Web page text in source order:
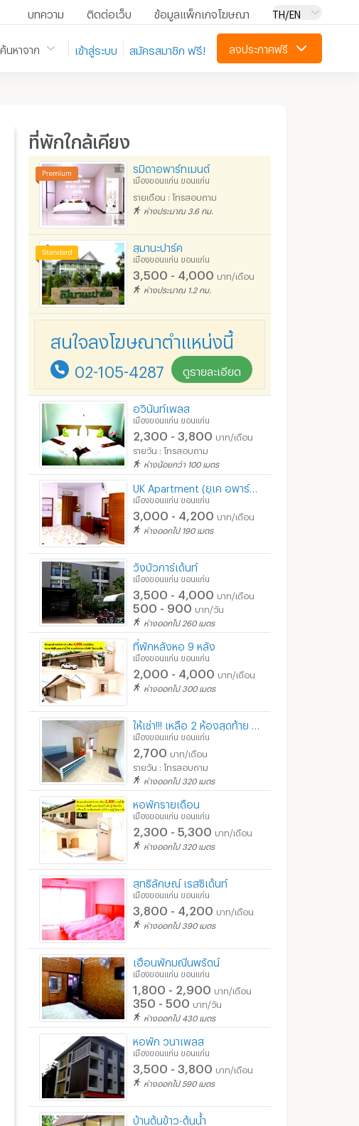
บทความ ติดต่อเว็บ ข้อมูลแพ็กเกจโฆษณา TH/EN
ค้นหาจาก เข้าสู่ระบบ สมัครสมาชิก ฟรี! ลงประกาศฟรี
ที่พักใกล้เคียง
รมิดาอพาร์ทเมนต์
เมืองขอนแก่น ขอนแก่น
รายเดือน : โทรสอบถาม
ห่างประมาณ 3.6 กม.
สุมานะปาร์ค
เมืองขอนแก่น ขอนแก่น
3,500 - 4,000 บาท/เดือน
ห่างประมาณ 1.2 กม.
สนใจลงโฆษณาตำแหน่งนี้
02-105-4287 ดูรายละเอียด
อวินันท์เพลส
เมืองขอนแก่น ขอนแก่น
2,300 - 3,800 บาท/เดือน
รายวัน : โทรสอบถาม
ห่างน้อยกว่า 100 เมตร
UK Apartment (ยูเค อพาร์ทเม้น)
เมืองขอนแก่น ขอนแก่น
3,000 - 4,200 บาท/เดือน
ห่างออกไป 190 เมตร
วังบัวการ์เด้นท์
เมืองขอนแก่น ขอนแก่น
3,500 - 4,000 บาท/เดือน
500 - 900 บาท/วัน
ห่างออกไป 260 เมตร
ที่พักหลังหอ 9 หลัง
เมืองขอนแก่น ขอนแก่น
2,000 - 4,000 บาท/เดือน
ห่างออกไป 300 เมตร
เมืองขอนแก่น ขอนแก่น
2,700 บาท/เดือน
รายวัน : โทรสอบถาม
ห่างออกไป 320 เมตร
หอพักรายเดือน
เมืองขอนแก่น ขอนแก่น
2,300 - 5,300 บาท/เดือน
ห่างออกไป 320 เมตร
สุทธิลักษณ์ เรสซิเด้นท์
เมืองขอนแก่น ขอนแก่น
3,800 - 4,200 บาท/เดือน
ห่างออกไป 390 เมตร
เฮือนพักมณีนพรัตน์
เมืองขอนแก่น ขอนแก่น
1,800 - 2,900 บาท/เดือน
350 - 500 บาท/วัน
ห่างออกไป 430 เมตร
หอพัก วนาเพลส
เมืองขอนแก่น ขอนแก่น
3,500 - 3,800 บาท/เดือน
ห่างออกไป 590 เมตร
บ้านต้นข้าว-ต้นน้ำ